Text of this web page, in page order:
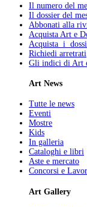
Il numero del
Il dossier del
Abbonati alla
Acquista Art e
Acquista i
Richiedi arretrati
Gli indici di Art
Art News
Tutte le news
Eventi
Mostre
Kids
In galleria
Cataloghi e libri
Aste e mercato
Concorsi e
Art Gallery